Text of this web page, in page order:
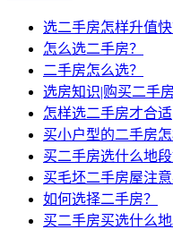
选二手房怎样升值快
怎么选二手房？
二手房怎么选？
选房知识|购买二手
怎样选二手房才合适
买小户型的二手房怎
买二手房选什么地
买毛坯二手房屋注
如何选择二手房？
买二手房买选什么地